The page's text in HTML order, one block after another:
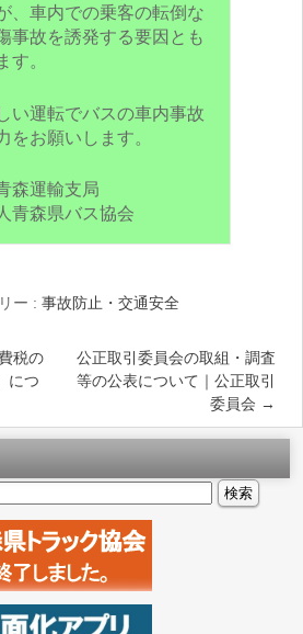
、車内での乗客の転倒な
事故を誘発する要因とも
す。
い運転でバスの車内事故
をお願いします。
森運輸支局
青森県バス協会
ー :事故防止・交通安全
税の
につ
公正取引委員会の取組・調査
等の公表について｜公正取引
委員会 →